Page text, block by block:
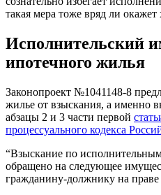
такая мера тоже вряд ли окажет
Исполнительский
ипотечного жилья
Законопроект №1041148-8
жилье от взыскания, а именно
абзацы 2 и 3 части первой
процессуального кодекса
“Взыскание по
обращено на следующее
гражданину-должнику на праве